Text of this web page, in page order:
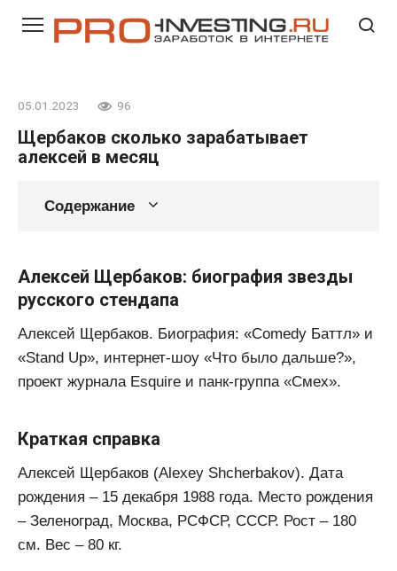
05.01.2023 96
Щербаков сколько зарабатывает
алексей в месяц
Содержание
Алексей Щербаков: биография звезды
русского стендапа
Алексей Щербаков. Биография: «Comedy Баттл» и
«Stand Up», интернет-шоу «Что было дальше?»,
проект журнала Esquire и панк-группа «Смех».
Краткая справка
Алексей Щербаков (Alexey Shcherbakov). Дата
рождения – 15 декабря 1988 года. Место рождения
– Зеленоград, Москва, РСФСР, СССР. Рост – 180
см. Вес – 80 кг.